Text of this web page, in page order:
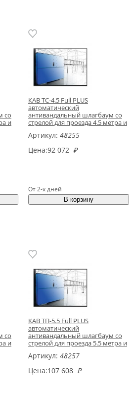
со
и
КАВ ТС-4.5 Full PLUS
автоматический
антивандальный шлагбаум со
стрелой для проезда 4.5 метра и
Артикул: 48255
Цена:92 072 ₽
От 2-х дней
со
и
КАВ ТП-5.5 Full PLUS
автоматический
антивандальный шлагбаум со
стрелой для проезда 5.5 метра и
Артикул: 48257
Цена:107 608 ₽